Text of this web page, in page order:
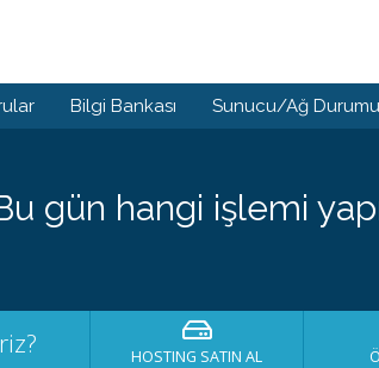
Bilgi Bankası Sunucu/Ağ Durumu
gün hangi işlemi
HOSTING SATIN AL